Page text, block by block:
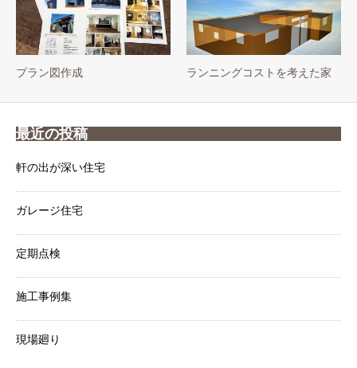
プラン図作成 ランニングコストを考えた家
最近の投稿
軒の出が深い住宅
ガレージ住宅
定期点検
施工事例集
現場廻り